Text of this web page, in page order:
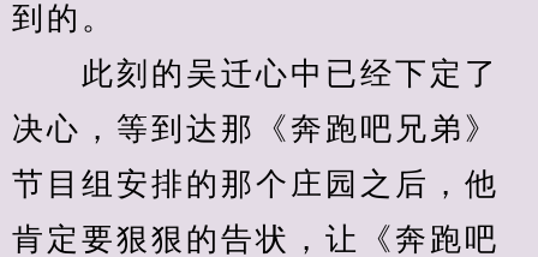
到的。
此刻的吴迁心中已经下定了
决心，等到达那《奔跑吧兄弟》
节目组安排的那个庄园之后，他
肯定要狠狠的告状，让《奔跑吧